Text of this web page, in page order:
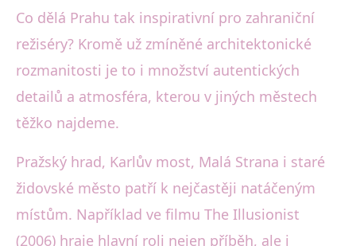
Co dělá Prahu tak inspirativní pro zahraniční
režiséry? Kromě už zmíněné architektonické
rozmanitosti je to i množství autentických
detailů a atmosféra, kterou v jiných městech
těžko najdeme.
Pražský hrad, Karlův most, Malá Strana i staré
židovské město patří k nejčastěji natáčeným
místům. Například ve filmu The Illusionist
(2006) hraje hlavní roli nejen příběh, ale i